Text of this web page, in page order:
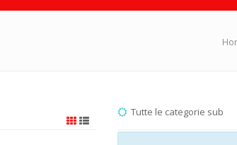
Tutte le categorie sub